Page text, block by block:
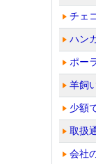
チェ
ハン
ポー
羊飼
少額
取扱
会社